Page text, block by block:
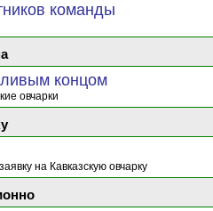
команды
концом
овчарки
на Кавказскую овчарку